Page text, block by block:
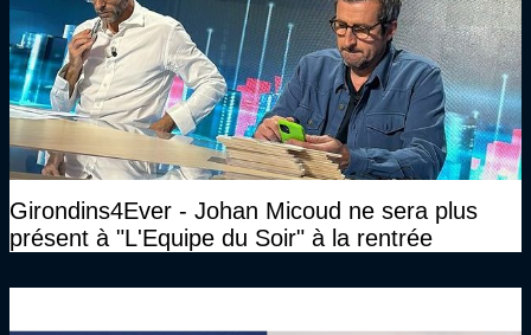
Girondins4Ever - Johan Micoud ne sera plus
présent à "L'Equipe du Soir" à la rentrée